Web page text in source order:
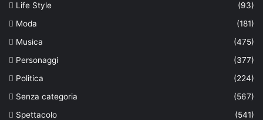
Life Style
(93)
Moda
(181)
Musica
(475)
Personaggi
(377)
Politica
(224)
Senza categoria
(567)
Spettacolo
(541)